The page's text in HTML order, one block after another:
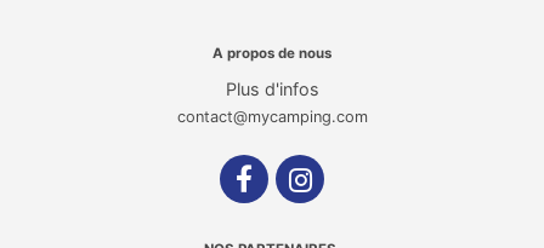
A propos de nous
Plus d'infos
contact@mycamping.com